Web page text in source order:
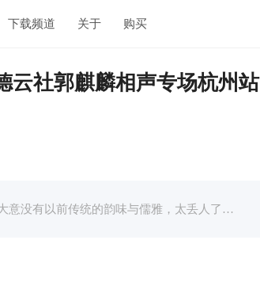
下载频道 关于 购买
云社郭麒麟相声专场杭州站
现在的相声太没意思了，就会卖萌装二愣子，根本没有大意没有以前传统的韵味与儒雅，太丢人了还说自己是代表传统相声